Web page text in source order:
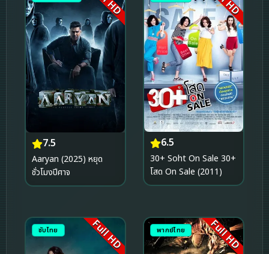
7.5
Aaryan (2025) หยุด
ชั่วโมงปีศาจ
6.5
30+ Soht On Sale 30+
โสด On Sale (2011)
ซับไทย Full HD พากย์ไทย Full HD